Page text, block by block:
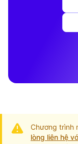
Chương trình
lòng liên hệ